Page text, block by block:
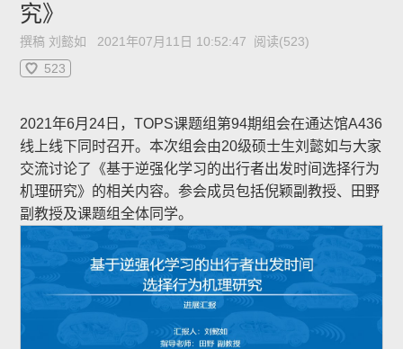
究》
撰稿 刘懿如 2021年07月11日 10:52:47 阅读(523)
523
2021年6月24日，TOPS课题组第94期组会在通达馆A436
线上线下同时召开。本次组会由20级硕士生刘懿如与大家
交流讨论了《基于逆强化学习的出行者出发时间选择行为
机理研究》的相关内容。参会成员包括倪颖副教授、田野
副教授及课题组全体同学。